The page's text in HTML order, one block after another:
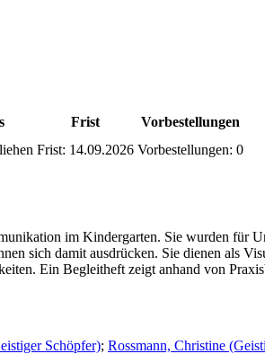
Frist
Vorbestellungen
Frist: 14.09.2026 Vorbestellungen: 0
im Kindergarten. Sie wurden für
sich damit ausdrücken. Sie dienen als
Ein Begleitheft zeigt anhand von
Schöpfer); Rossmann, Christine